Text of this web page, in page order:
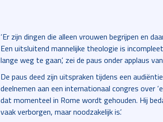
‘Er zijn dingen die alleen vrouwen begrijpen en
Een uitsluitend mannelijke theologie is
lange weg te gaan’, zei de paus onder applaus
De paus deed zijn uitspraken tijdens een
deelnemen aan een internationaal congres over
dat momenteel in Rome wordt gehouden. Hij
vaak verborgen, maar noodzakelijk is’.